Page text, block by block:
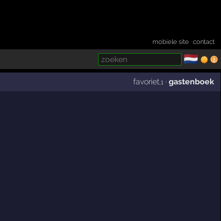
mobiele site ·contact
🇳🇱
favoriet ,1 ·gastenboek